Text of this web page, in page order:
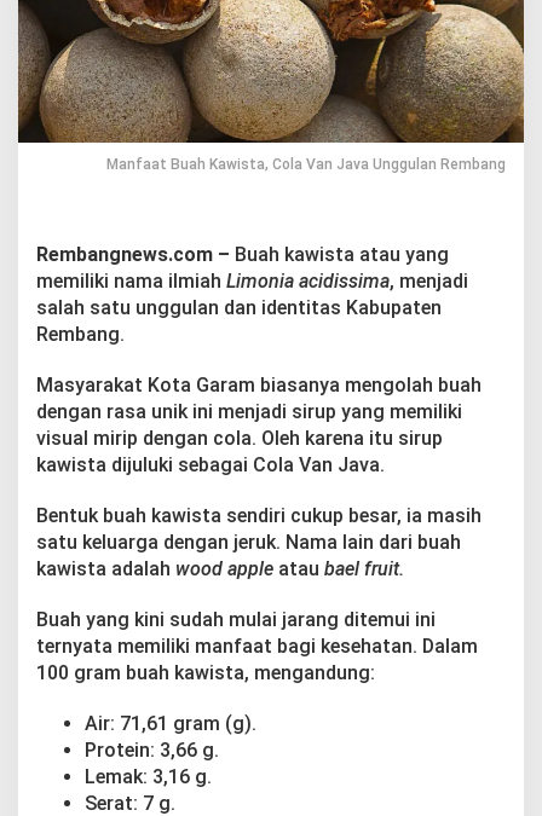
a
,
C
o
l
a
a
a
U
n
u
l
a
n
R
m
b
a
n
Manfaat Buah Kawista, Cola Van Java Unggulan Rembang
Rembangnews.com – Buah kawista atau yang
memiliki nama ilmiah Limonia acidissima, menjadi
salah satu unggulan dan identitas Kabupaten
Rembang.
Masyarakat Kota Garam biasanya mengolah buah
dengan rasa unik ini menjadi sirup yang memiliki
visual mirip dengan cola. Oleh karena itu sirup
kawista dijuluki sebagai Cola Van Java.
Bentuk buah kawista sendiri cukup besar, ia masih
satu keluarga dengan jeruk. Nama lain dari buah
kawista adalah wood apple atau bael fruit.
Buah yang kini sudah mulai jarang ditemui ini
ternyata memiliki manfaat bagi kesehatan. Dalam
100 gram buah kawista, mengandung:
Air: 71,61 gram (g).
Protein: 3,66 g.
Lemak: 3,16 g.
Serat: 7 g.